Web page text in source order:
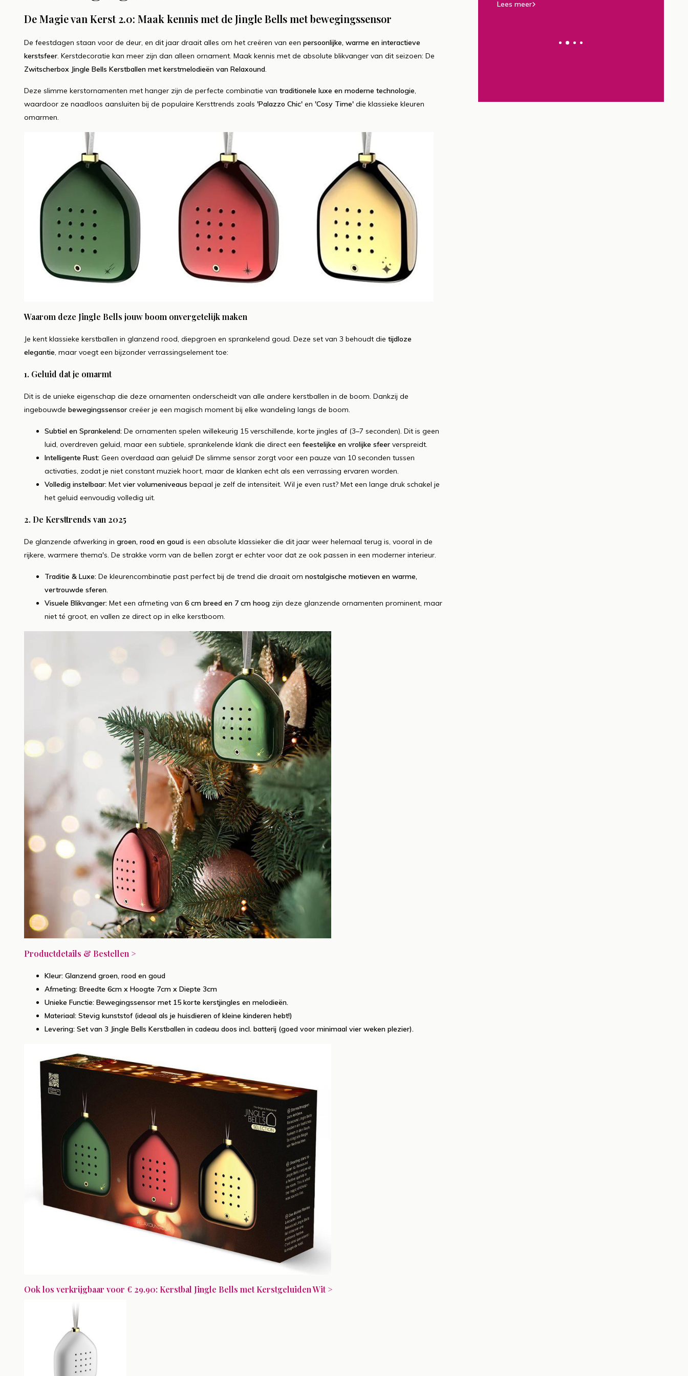
De Magie van Kerst 2.0: Maak kennis met de Jingle Bells met bewegingssensor
De feestdagen staan voor de deur, en dit jaar draait alles om het creëren van een persoonlijke, warme en interactieve
kerstsfeer. Kerstdecoratie kan meer zijn dan alleen ornament. Maak kennis met de absolute blikvanger van dit seizoen: De
Zwitscherbox Jingle Bells Kerstballen met kerstmelodieën van Relaxound.
Deze slimme kerstornamenten met hanger zijn de perfecte combinatie van traditionele luxe en moderne technologie,
waardoor ze naadloos aansluiten bij de populaire Kersttrends zoals 'Palazzo Chic' en 'Cosy Time' die klassieke kleuren
omarmen.
Waarom deze Jingle Bells jouw boom onvergetelijk maken
Je kent klassieke kerstballen in glanzend rood, diepgroen en sprankelend goud. Deze set van 3 behoudt die tijdloze
elegantie, maar voegt een bijzonder verrassingselement toe:
1. Geluid dat je omarmt
Dit is de unieke eigenschap die deze ornamenten onderscheidt van alle andere kerstballen in de boom. Dankzij de
ingebouwde bewegingssensor creëer je een magisch moment bij elke wandeling langs de boom.
Subtiel en Sprankelend: De ornamenten spelen willekeurig 15 verschillende, korte jingles af (3–7 seconden). Dit is geen
luid, overdreven geluid, maar een subtiele, sprankelende klank die direct een feestelijke en vrolijke sfeer verspreidt.
Intelligente Rust: Geen overdaad aan geluid! De slimme sensor zorgt voor een pauze van 10 seconden tussen
activaties, zodat je niet constant muziek hoort, maar de klanken echt als een verrassing ervaren worden.
Volledig instelbaar: Met vier volumeniveaus bepaal je zelf de intensiteit. Wil je even rust? Met een lange druk schakel je
het geluid eenvoudig volledig uit.
2. De Kersttrends van 2025
De glanzende afwerking in groen, rood en goud is een absolute klassieker die dit jaar weer helemaal terug is, vooral in de
rijkere, warmere thema's. De strakke vorm van de bellen zorgt er echter voor dat ze ook passen in een moderner interieur.
Traditie & Luxe: De kleurencombinatie past perfect bij de trend die draait om nostalgische motieven en warme,
vertrouwde sferen.
Visuele Blikvanger: Met een afmeting van 6 cm breed en 7 cm hoog zijn deze glanzende ornamenten prominent, maar
niet té groot, en vallen ze direct op in elke kerstboom.
Productdetails & Bestellen >
Kleur: Glanzend groen, rood en goud
Afmeting: Breedte 6cm x Hoogte 7cm x Diepte 3cm
Unieke Functie: Bewegingssensor met 15 korte kerstjingles en melodieën.
Materiaal: Stevig kunststof (ideaal als je huisdieren of kleine kinderen hebt!)
Levering: Set van 3 Jingle Bells Kerstballen in cadeau doos incl. batterij (goed voor minimaal vier weken plezier).
Ook los verkrijgbaar voor € 29.90: Kerstbal Jingle Bells met Kerstgeluiden Wit >
advies
Lees meer Lees meer
kunstwerken